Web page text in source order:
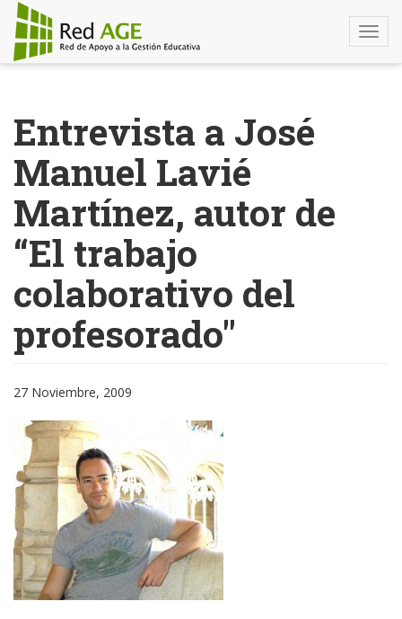
contenido
principal
Entrevista a José
Manuel Lavié
Martínez, autor de
“El trabajo
colaborativo del
profesorado"
27 Noviembre, 2009